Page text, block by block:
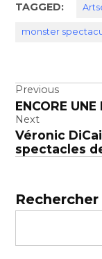
TAGGED:
monster
de
l’article
Previous
ENCORE
Next
Véronic
spectacles
Rechercher